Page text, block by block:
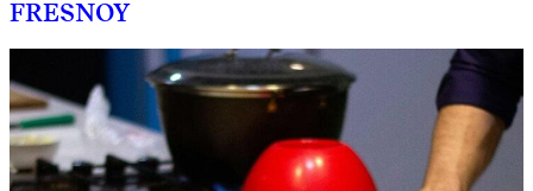
FRESNOY